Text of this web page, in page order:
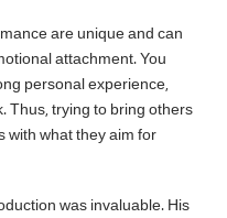
are unique and can
attachment. You
personal experience,
Thus, trying to bring others
what they aim for."
was invaluable. His